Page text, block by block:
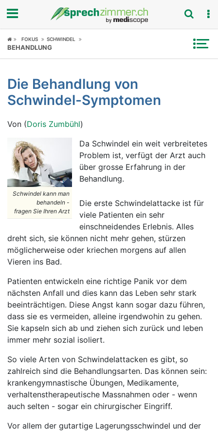
Fokus
Symptome
Ratgeber
Rubriken
FOKUS SCHWINDEL
BEHANDLUNG
Die Behandlung von
Schwindel-Symptomen
Von (Doris Zumbühl)
Schwindel kann man
behandeln -
fragen Sie Ihren Arzt
Da Schwindel ein weit verbreitetes
Problem ist, verfügt der Arzt auch
über grosse Erfahrung in der
Behandlung.
Die erste Schwindelattacke ist für
viele Patienten ein sehr
einschneidendes Erlebnis. Alles
dreht sich, sie können nicht mehr gehen, stürzen
möglicherweise oder kriechen morgens auf allen
Vieren ins Bad.
Patienten entwickeln eine richtige Panik vor dem
nächsten Anfall und dies kann das Leben sehr stark
beeinträchtigen. Diese Angst kann sogar dazu führen,
dass sie es vermeiden, alleine irgendwohin zu gehen.
Sie kapseln sich ab und ziehen sich zurück und leben
immer mehr sozial isoliert.
So viele Arten von Schwindelattacken es gibt, so
zahlreich sind die Behandlungsarten. Das können sein:
krankengymnastische Übungen, Medikamente,
verhaltenstherapeutische Massnahmen oder - wenn
auch selten - sogar ein chirurgischer Eingriff.
Vor allem der gutartige Lagerungsschwindel und der